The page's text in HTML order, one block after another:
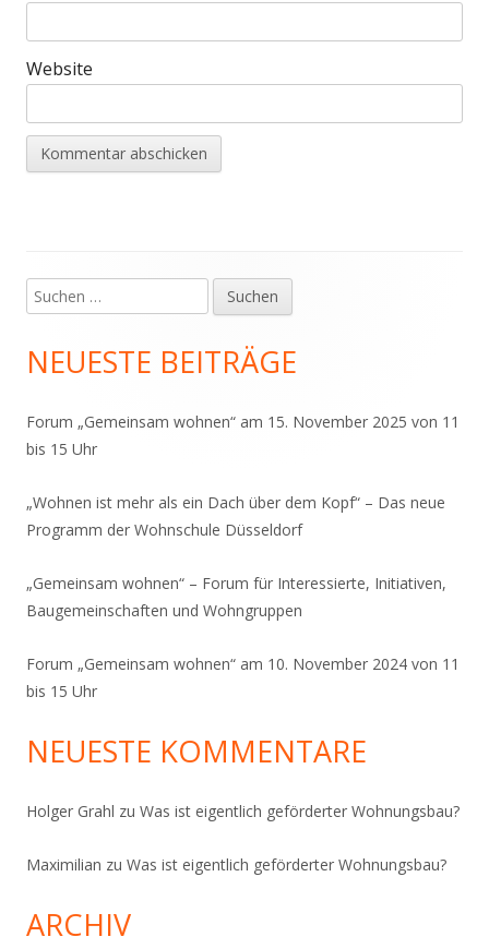
Website
Haupt-
Seitenleiste
Suchen
nach:
NEUESTE BEITRÄGE
Forum „Gemeinsam wohnen“ am 15. November 2025 von 11
bis 15 Uhr
„Wohnen ist mehr als ein Dach über dem Kopf“ – Das neue
Programm der Wohnschule Düsseldorf
„Gemeinsam wohnen“ – Forum für Interessierte, Initiativen,
Baugemeinschaften und Wohngruppen
Forum „Gemeinsam wohnen“ am 10. November 2024 von 11
bis 15 Uhr
NEUESTE KOMMENTARE
Holger Grahl zu Was ist eigentlich geförderter Wohnungsbau?
Maximilian zu Was ist eigentlich geförderter Wohnungsbau?
ARCHIV